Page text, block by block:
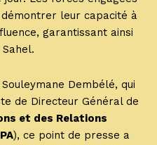
leur capacité à
garantissant ainsi
Dembélé, qui
de Directeur Général de
et des Relations
), ce point de presse a